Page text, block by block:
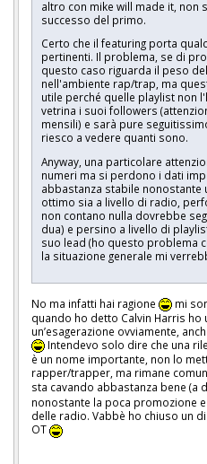
altro con mike will made it, non
successo del primo.
Certo che il featuring porta
pertinenti. Il problema, se di
questo caso riguarda il peso
nell'ambiente rap/trap, ma
utile perché quelle playlist non
vetrina i suoi followers
mensili) e sarà pure
riesco a vedere quanti sono.
Anyway, una particolare
numeri ma si perdono i dati
abbastanza stabile nonostante
ottimo sia a livello di radio,
non contano nulla dovrebbe
dua) e persino a livello di
suo lead (ho questo problema
la situazione generale mi
No ma infatti hai ragione
mi
quando ho detto Calvin Harris ho
un’esagerazione ovviamente,
Intendevo solo dire che una
è un nome importante, non lo
rapper/trapper, ma rimane
sta cavando abbastanza bene (a
nonostante la poca promozione
delle radio. Vabbè ho chiuso un
OT